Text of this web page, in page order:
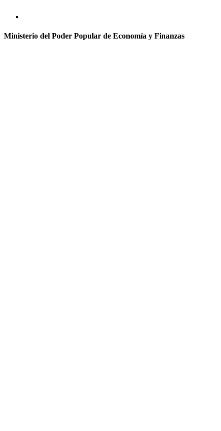
Ministerio del Poder Popular de Economía y Finanzas